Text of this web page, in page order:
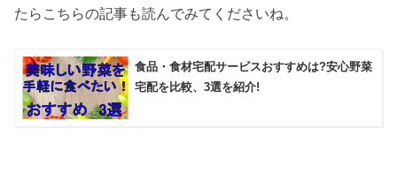
たらこちらの記事も読んでみてくださいね。
食品・食材宅配サービスおすすめは?安心野菜
宅配を比較、3選を紹介!